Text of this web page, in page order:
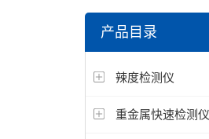
产品目录
辣度检测仪
重金属快速检测仪